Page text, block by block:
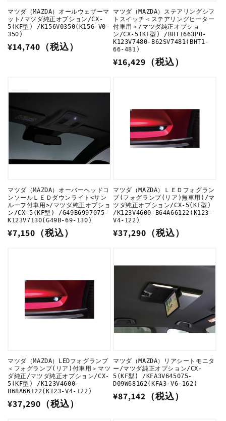
マツダ（MAZDA）オールウェザーマ
ット/マツダ純正オプション/CX-
5(KF型) /K156V0350(K156-V0-
350)
通
¥14,740（税込）
マツダ（MAZDA）ステアリングシフ
トスイッチ＜ステアリングヒーター
付車用＞/マツダ純正オプショ
ン/CX-5(KF型) /BHT1663P0-
K123V7480-B62SV7481(BHT1-
66-481)
通
¥16,429（税込）
マツダ（MAZDA）オーバーヘッドコ
ンソールＬＥＤダウンライト<サン
ルーフ付車用>/マツダ純正オプショ
ン/CX-5(KF型) /G49B6997075-
K123V7130(G49B-69-130)
通
¥7,150（税込）
マツダ（MAZDA）ＬＥＤフォグラン
プ(フォグランプ(リア)無車用)/マ
ツダ純正オプション/CX-5(KF型)
/K123V4600-B64A66122(K123-
V4-122)
通
格
¥37,290（税込）
マツダ（MAZDA）LEDフォグランプ
＜フォグランプ(リア)付車用＞マツ
ダ純正/マツダ純正オプション/CX-
5(KF型) /K123V4600-
B68A66122(K123-V4-122)
通
¥37,290（税込）
マツダ（MAZDA）リアシートモニタ
ー/マツダ純正オプション/CX-
5(KF型) /KFA3V645075-
D09W68162(KFA3-V6-162)
通
¥87,142（税込）